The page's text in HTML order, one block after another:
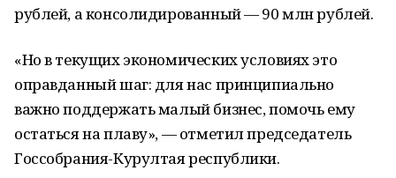
рублей, а консолидированный — 90 млн рублей.
«Но в текущих экономических условиях это
оправданный шаг: для нас принципиально
важно поддержать малый бизнес, помочь ему
остаться на плаву», — отметил председатель
Госсобрания-Курултая республики.